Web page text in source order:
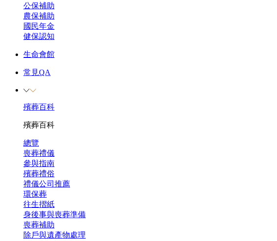
公保補助
農保補助
國民年金
健保認知
生命會館
常見QA
殯葬百科
殯葬百科
總覽
喪葬禮儀
參與指南
殯葬禮俗
禮儀公司推薦
環保葬
往生摺紙
身後事與喪葬準備
喪葬補助
除戶與遺產物處理